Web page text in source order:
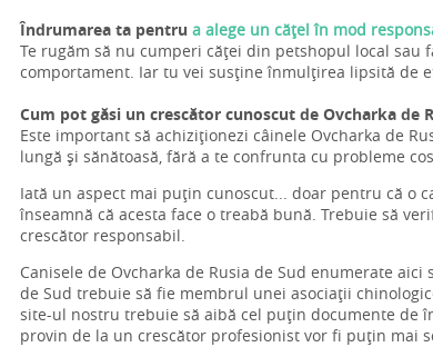
Îndrumarea ta pentru a alege un cățel în mod
Te rugăm să nu cumperi căței din petshopul local sau
comportament. Iar tu vei susține înmulțirea lipsită de
Cum pot găsi un crescător cunoscut de Ovcharka de
Este important să achiziționezi câinele Ovcharka de
lungă și sănătoasă, fără a te confrunta cu probleme
Iată un aspect mai puțin cunoscut... doar pentru că o
înseamnă că acesta face o treabă bună. Trebuie să
crescător responsabil.
Canisele de Ovcharka de Rusia de Sud enumerate aici
de Sud trebuie să fie membrul unei asociații
site-ul nostru trebuie să aibă cel puțin documente de
provin de la un crescător profesionist vor fi puțin mai